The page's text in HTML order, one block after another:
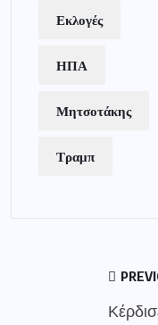
Εκλογές
ΗΠΑ
Μητσοτάκης
Τραμπ